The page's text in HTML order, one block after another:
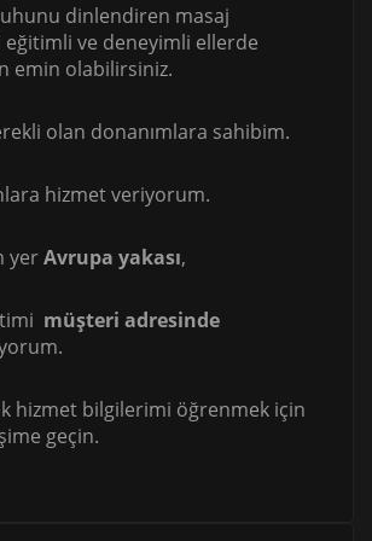
dinlendiren masaj
ve deneyimli ellerde
emin olabilirsiniz.
olan donanımlara sahibim.
hizmet veriyorum.
yerAvrupa yakası,
müşteri adresinde
hizmet bilgilerimi öğrenmek için
geçin.